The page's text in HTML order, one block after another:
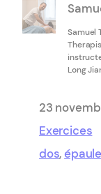
Samuel
Long
23
Exercices
dos,